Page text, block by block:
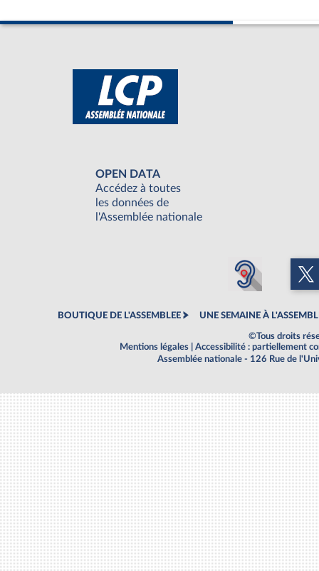
OPEN DATA
Accédez à toutes
les données de
l'Assemblée nationale
BOUTIQUE DE L'ASSEMBLEE UNE SEMAINE À
©Tous droits
Mentions légales
Accessibilité : partiellement
Assemblée nationale - 126 Rue de